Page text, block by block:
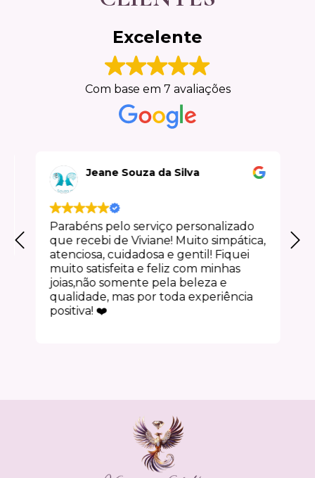
Excelente
Com base em 7 avaliações
Jeane Souza da Silva
Parabéns pelo serviço personalizado
que recebi de Viviane! Muito simpática,
atenciosa, cuidadosa e gentil! Fiquei
muito satisfeita e feliz com minhas
joias,não somente pela beleza e
qualidade, mas por toda experiência
positiva! ❤️